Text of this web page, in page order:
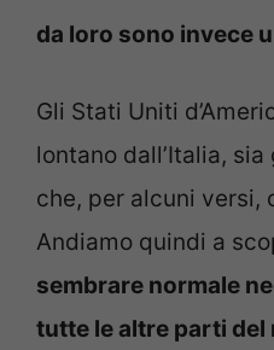
da loro sono invece
Gli Stati Uniti
lontano dall’Italia,
che, per alcuni versi,
Andiamo quindi a
sembrare normale
tutte le altre parti del